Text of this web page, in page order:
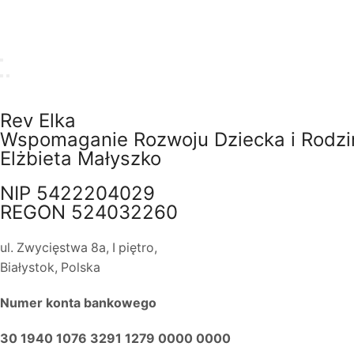
Rev Elka​
Wspomaganie Rozwoju Dziecka i
Elżbieta Małyszko
NIP 5422204029
REGON 524032260
ul. Zwycięstwa 8a, I piętro,
Białystok, Polska
Numer konta bankowego
30 1940 1076 3291 1279 0000 0000